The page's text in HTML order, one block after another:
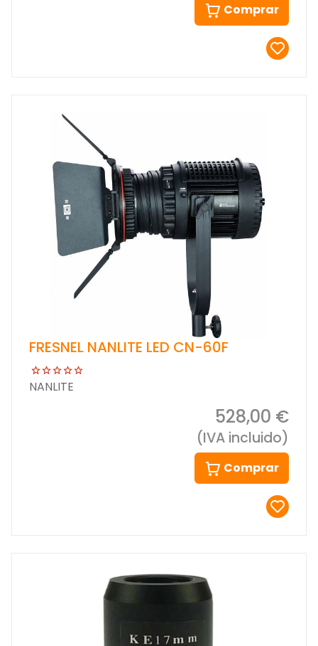
Comprar
FRESNEL NANLITE LED CN-60F
NANLITE
528,00 €
(IVA incluido)
Comprar